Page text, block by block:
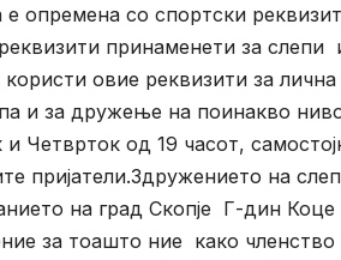
е опремена со спортски
принаменети за слепи
овие реквизити за
па и за дружење на поинакво
Четврток од 19 часот,
пријатели.Здружението на
на град Скопје Г-дин
за тоашто ние како